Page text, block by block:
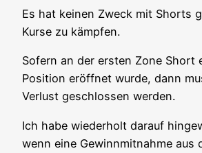
Es hat kei­nen Zweck mit Shorts
Kur­se zu kämpfen.
Sofern an der ers­ten Zone Short
Posi­ti­on eröff­net wur­de, dann
Ver­lust geschlos­sen werden.
Ich habe wie­der­holt dar­auf
wenn eine Gewinn­mit­nah­me aus